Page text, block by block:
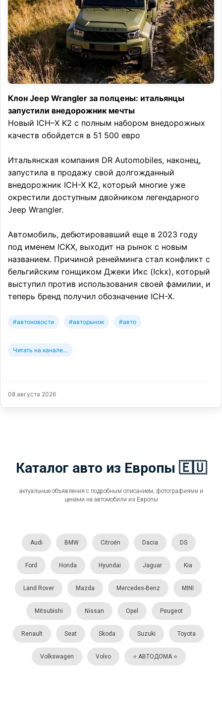
Клон Jeep Wrangler за полцены: итальянцы
запустили внедорожник мечты
Новый ICH–X K2 с полным набором внедорожных
качеств обойдется в 51 500 евро
Итальянская компания DR Automobiles, наконец,
запустила в продажу свой долгожданный
внедорожник ICH-X K2, который многие уже
окрестили доступным двойником легендарного
Jeep Wrangler.
Автомобиль, дебютировавший еще в 2023 году
под именем ICKX, выходит на рынок с новым
названием. Причиной ренейминга стал конфликт с
бельгийским гонщиком Джеки Икс (Ickx), который
выступил против использования своей фамилии, и
теперь бренд получил обозначение ICH-X.
#автоновости #авторынок #авто
Читать на канале...
08 августа 2026
Каталог авто из Европы 🇪🇺
актуальные объявления с подробным описанием, фотографиями и
ценами на автомобили из Европы
Audi BMW Citroën Dacia DS
Ford Honda Hyundai Jaguar Kia
Land Rover Mazda Mercedes-Benz MINI
Mitsubishi Nissan Opel Peugeot
Renault Seat Skoda Suzuki Toyota
Volkswagen Volvo ⭐️ АВТОДОМА ⭐️